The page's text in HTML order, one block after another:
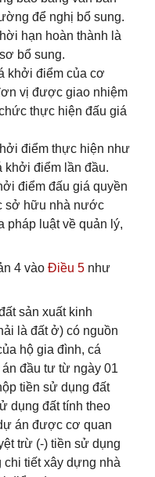
để nghị bổ sung.
hạn hoàn thành là
bổ sung.
khởi điểm của cơ
vị được giao nhiệm
thực hiện đấu giá
điểm thực hiện như
khởi điểm lần đầu.
điểm đấu giá quyền
sở hữu nhà nước
pháp luật về quản lý,
4 vào Điều 5 như
sản xuất kinh
là đất ở) có nguồn
hộ gia đình, cá
đầu tư từ ngày 01
tiền sử dụng đất
dụng đất tính theo
án được cơ quan
trừ (-) tiền sử dụng
chi tiết xây dựng nhà